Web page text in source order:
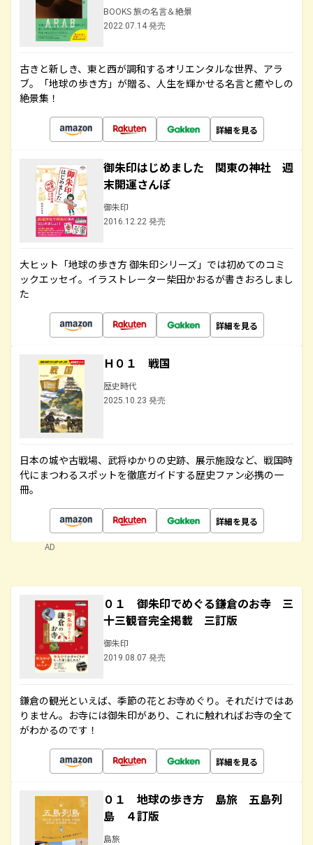
BOOKS 旅の名言＆絶景
2022.07.14 発売
古きと新しき、東と西が調和するオリエンタルな世界、アラ
ブ。「地球の歩き方」が贈る、人生を輝かせる名言と癒やしの
絶景集！
詳細を見る
御朱印はじめました 関東の神社 週
末開運さんぽ
御朱印
2016.12.22 発売
大ヒット「地球の歩き方 御朱印シリーズ」では初めてのコミ
ックエッセイ。イラストレーター柴田かおるが書きおろしまし
た
詳細を見る
Ｈ０１ 戦国
歴史時代
2025.10.23 発売
日本の城や古戦場、武将ゆかりの史跡、展示施設など、戦国時
代にまつわるスポットを徹底ガイドする歴史ファン必携の一
冊。
詳細を見る
AD
０１ 御朱印でめぐる鎌倉のお寺 三
十三観音完全掲載 三訂版
御朱印
2019.08.07 発売
鎌倉の観光といえば、季節の花とお寺めぐり。それだけではあ
りません。お寺には御朱印があり、これに触れればお寺の全て
がわかるのです！
詳細を見る
０１ 地球の歩き方 島旅 五島列
島 ４訂版
島旅